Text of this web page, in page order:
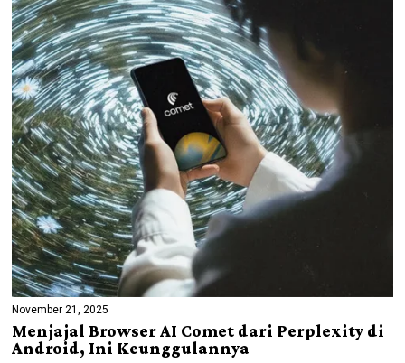
November 21, 2025
Menjajal Browser AI Comet dari Perplexity di
Android, Ini Keunggulannya